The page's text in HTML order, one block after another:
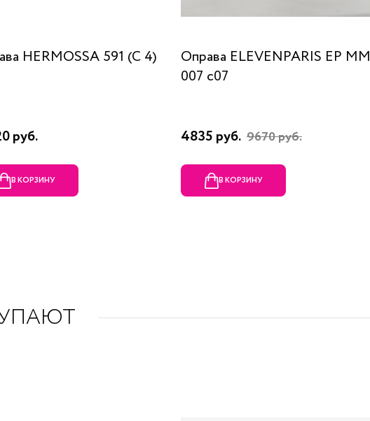
HERMOSSA 591 (C 4)
руб.
В КОРЗИНУ
Оправа ELEVENPARIS EP MM
007 c07
4835 руб. 9670 руб.
В КОРЗИНУ